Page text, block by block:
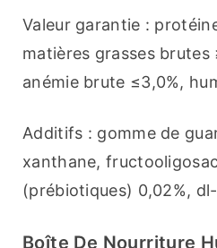
Valeur garantie :
matières grasses brutes
anémie brute ≤3,0%,
Additifs : gomme de
xanthane,
(prébiotiques) 0,02%,
Boîte De Nourriture